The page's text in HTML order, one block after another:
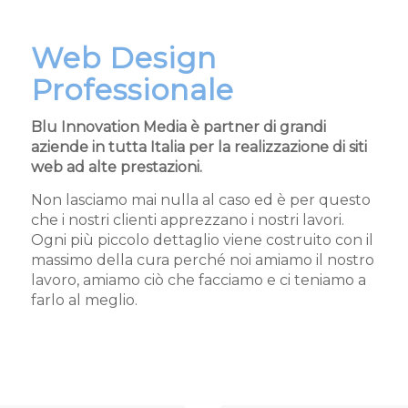
Web Design
Professionale
Blu Innovation Media è partner di grandi
aziende in tutta Italia per la realizzazione di siti
web ad alte prestazioni.
Non lasciamo mai nulla al caso ed è per questo
che i nostri clienti apprezzano i nostri lavori.
Ogni più piccolo dettaglio viene costruito con il
massimo della cura perché noi amiamo il nostro
lavoro, amiamo ciò che facciamo e ci teniamo a
farlo al meglio.